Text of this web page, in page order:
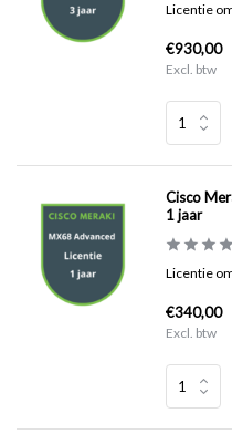
Licentie
€930,00
Excl. btw
Cisco
1 jaar
Licentie
€340,00
Excl. btw